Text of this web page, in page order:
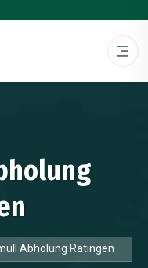
Abholung Ratingen